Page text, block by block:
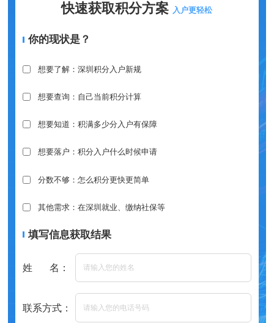
快速获取积分方案 入户更轻松
你的现状是？
想要了解：深圳积分入户新规
想要查询：自己当前积分计算
想要知道：积满多少分入户有保障
想要落户：积分入户什么时候申请
分数不够：怎么积分更快更简单
其他需求：在深圳就业、缴纳社保等
填写信息获取结果
姓 名：
联系方式：